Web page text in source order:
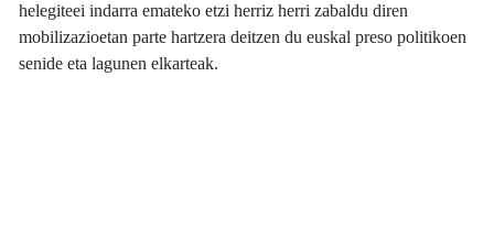
helegiteei indarra emateko etzi herriz herri zabaldu diren
mobilizazioetan parte hartzera deitzen du euskal preso politikoen
senide eta lagunen elkarteak.